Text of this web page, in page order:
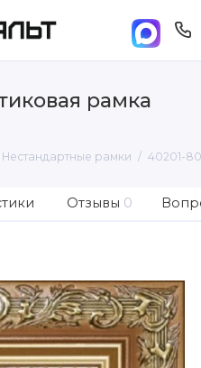
рамка
Нестандартные рамки 40201-
Отзывы 0